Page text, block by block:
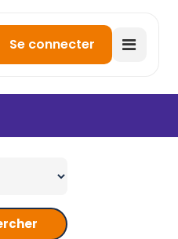
Se connecter